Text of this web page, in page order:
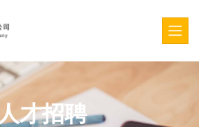
人才招聘